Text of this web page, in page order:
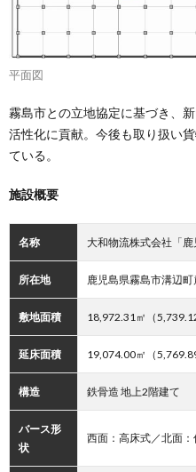
平面図
霧島市との立地協定に基づき、
活性化に貢献。今後も取り扱い
ている。
施設概要
名称 大和物流株式会社「鹿
所在地 鹿児島県霧島市溝辺
敷地面積 18,972.31㎡（
延床面積 19,074.00㎡（
構造 鉄骨造 地上2階建て
バース形
状
西面：高床式／北面：